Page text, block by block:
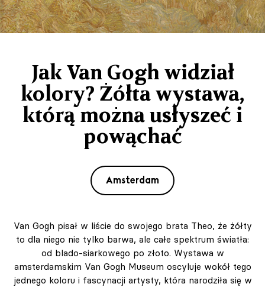
Jak Van Gogh widział
kolory? Żółta wystawa,
którą można usłyszeć i
powąchać
Amsterdam
Van Gogh pisał w liście do swojego brata Theo, że żółty
to dla niego nie tylko barwa, ale całe spektrum światła:
od blado-siarkowego po złoto. Wystawa w
amsterdamskim Van Gogh Museum oscyluje wokół tego
jednego koloru i fascynacji artysty, która narodziła się w